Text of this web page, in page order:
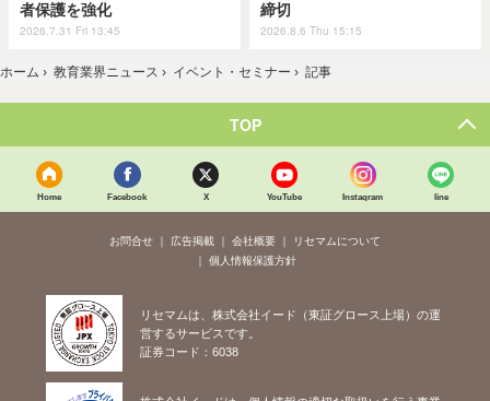
者保護を強化
2026.7.31 Fri 13:45
締切
2026.8.6 Thu 15:15
ホーム › 教育業界ニュース › イベント・セミナー › 記事
TOP
Home Facebook X YouTube Instagram line
お問合せ 広告掲載 会社概要
リセマムについて
個人情報保護方針
リセマムは、株式会社イード（東証グロース上場）の運
営するサービスです。
証券コード：6038